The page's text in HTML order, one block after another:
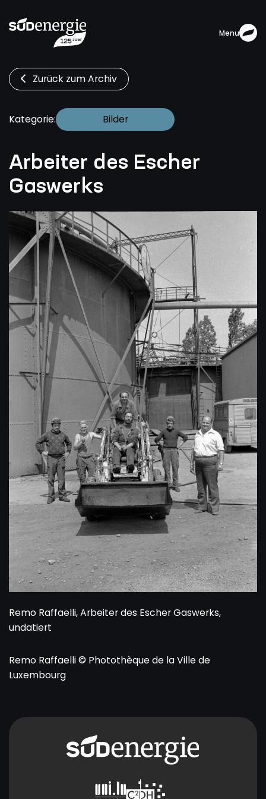
Menu
Zurück zum Archiv
Kategorie: Bilder
Arbeiter des Escher
Gaswerks
Remo Raffaelli, Arbeiter des Escher Gaswerks,
undatiert
Remo Raffaelli © Photothèque de la Ville de
Luxembourg